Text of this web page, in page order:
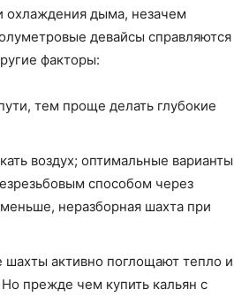
охлаждения дыма, незачем
девайсы справляются
факторы:
тем проще делать глубокие
воздух; оптимальные варианты
способом через
неразборная шахта при
шахты активно поглощают тепло и
прежде чем купить кальян с